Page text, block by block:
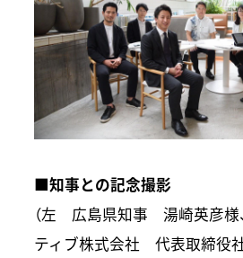
■知事との記念撮影
（左 広島県知事 湯崎英彦
ティブ株式会社 代表取締役